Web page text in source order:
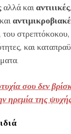
αλλά καιαντιιικές,
και
στρεπτόκοκου,
και
σου δεν
ηρεμία της